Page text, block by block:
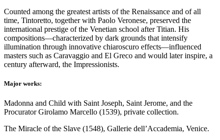
Counted among the greatest artists of the Renaissance and of all
time, Tintoretto, together with Paolo Veronese, preserved the
international prestige of the Venetian school after Titian. His
compositions—characterized by dark grounds that intensify
illumination through innovative chiaroscuro effects—influenced
masters such as Caravaggio and El Greco and would later inspire, a
century afterward, the Impressionists.
Major works:
Madonna and Child with Saint Joseph, Saint Jerome, and the
Procurator Girolamo Marcello (1539), private collection.
The Miracle of the Slave (1548), Gallerie dell’Accademia, Venice.